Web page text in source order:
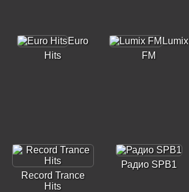
Euro
Hits
Lumix
FM
Record Trance
Hits
Радио SPB1